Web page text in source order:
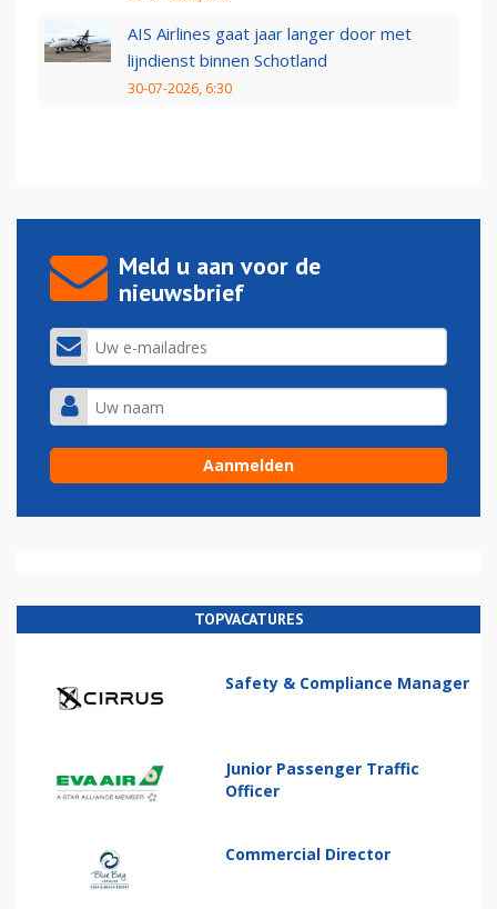
AIS Airlines gaat jaar langer door met
lijndienst binnen Schotland
30-07-2026, 6:30
Meld u aan voor de
nieuwsbrief
TOPVACATURES
Safety & Compliance Manager
Junior Passenger Traffic
Officer
Commercial Director